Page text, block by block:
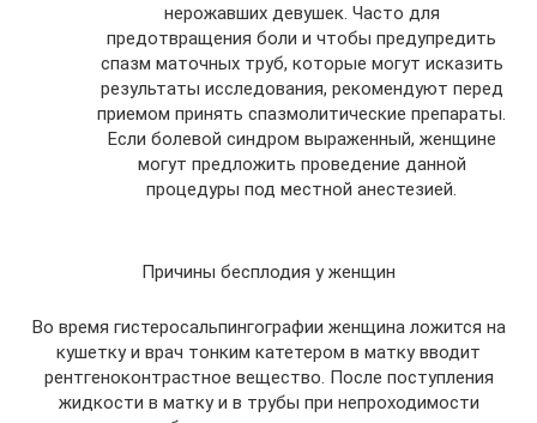
нерожавших девушек. Часто для
предотвращения боли и чтобы предупредить
спазм маточных труб, которые могут исказить
результаты исследования, рекомендуют перед
приемом принять спазмолитические препараты.
Если болевой синдром выраженный, женщине
могут предложить проведение данной
процедуры под местной анестезией.
Причины бесплодия у женщин
Во время гистеросальпингографии женщина ложится на
кушетку и врач тонким катетером в матку вводит
рентгеноконтрастное вещество. После поступления
жидкости в матку и в трубы при непроходимости